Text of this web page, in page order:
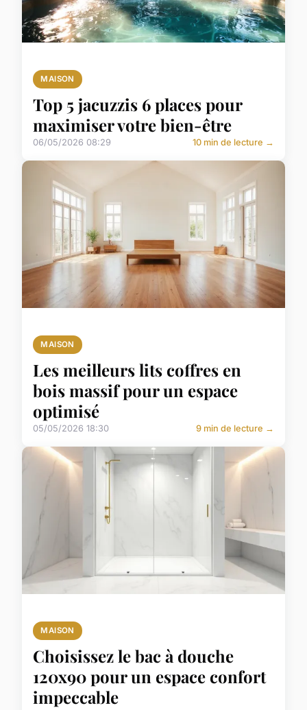
MAISON
Top 5 jacuzzis 6 places pour
maximiser votre bien-être
06/05/2026 08:29 10 min de lecture →
MAISON
Les meilleurs lits coffres en
bois massif pour un espace
optimisé
05/05/2026 18:30 9 min de lecture →
MAISON
Choisissez le bac à douche
120x90 pour un espace confort
impeccable